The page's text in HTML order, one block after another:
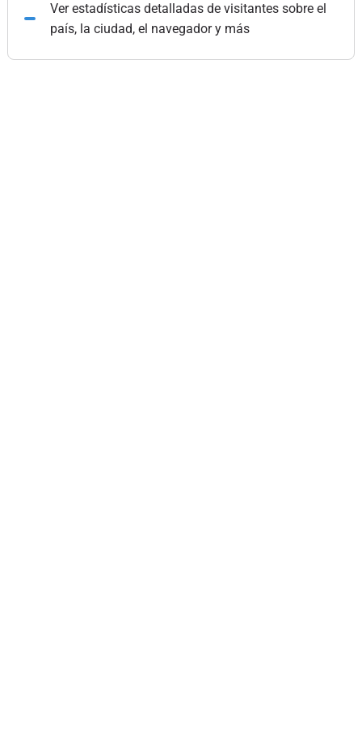
Ver estadísticas detalladas de visitantes sobre el
país, la ciudad, el navegador y más